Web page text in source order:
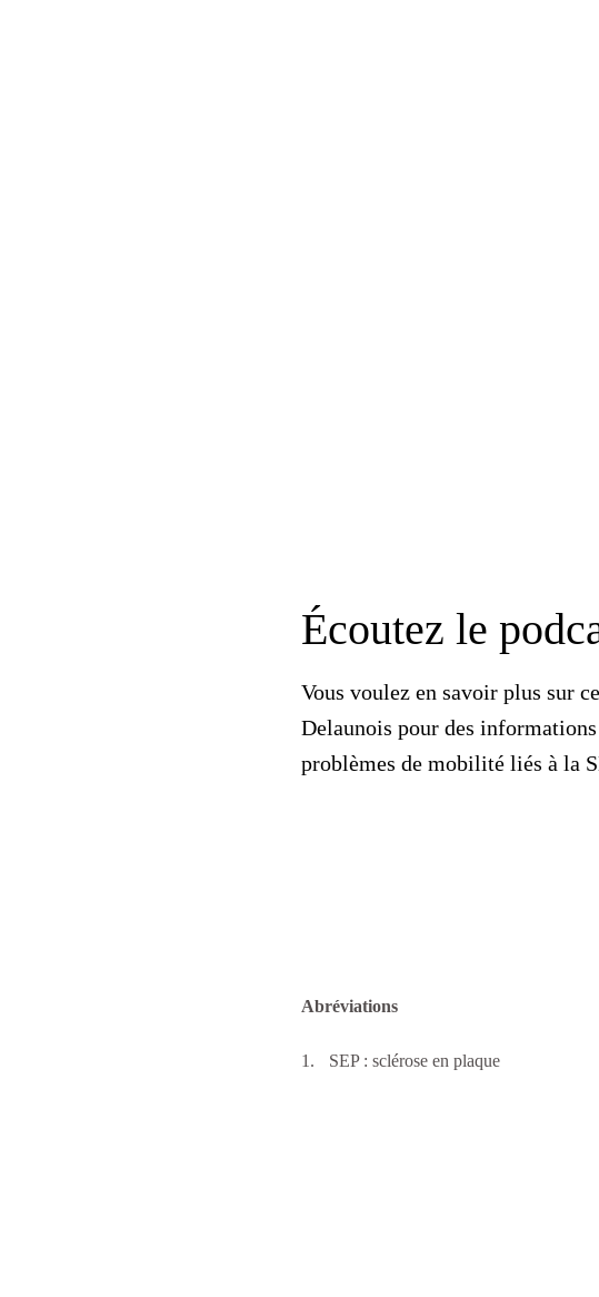
Écoutez le
Vous voulez en savoir plus sur
Delaunois pour des
problèmes de mobilité liés à la
Abréviations
SEP : sclérose en plaque